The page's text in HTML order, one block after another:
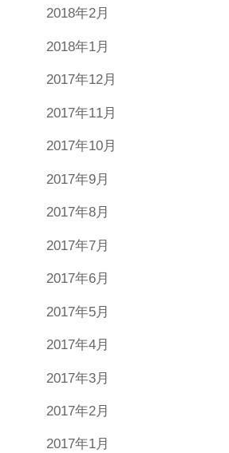
2018年2月
2018年1月
2017年12月
2017年11月
2017年10月
2017年9月
2017年8月
2017年7月
2017年6月
2017年5月
2017年4月
2017年3月
2017年2月
2017年1月